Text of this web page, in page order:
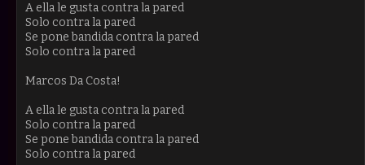
A ella le gusta contra la pared
Solo contra la pared
Se pone bandida contra la pared
Solo contra la pared
Marcos Da Costa!
A ella le gusta contra la pared
Solo contra la pared
Se pone bandida contra la pared
Solo contra la pared